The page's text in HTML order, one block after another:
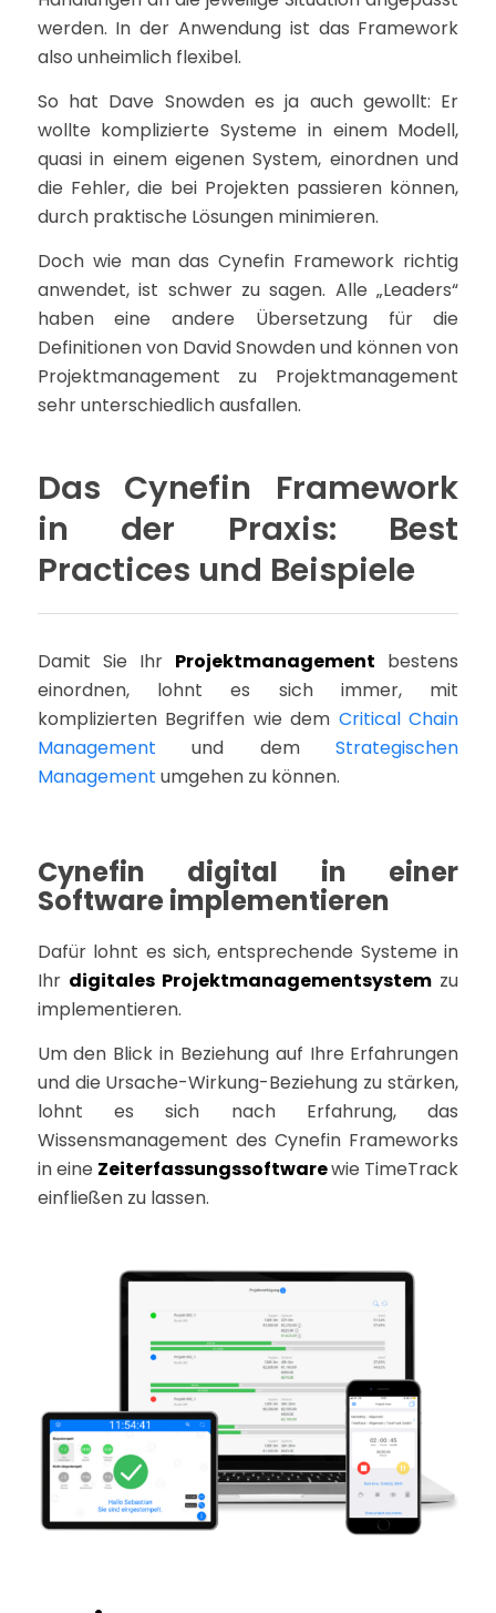
werden. In der Anwendung ist das Framework
also unheimlich flexibel.
So hat Dave Snowden es ja auch gewollt: Er
wollte komplizierte Systeme in einem Modell,
quasi in einem eigenen System, einordnen und
die Fehler, die bei Projekten passieren können,
durch praktische Lösungen minimieren.
Doch wie man das Cynefin Framework richtig
anwendet, ist schwer zu sagen. Alle „Leaders“
haben eine andere Übersetzung für die
Definitionen von David Snowden und können von
Projektmanagement zu Projektmanagement
sehr unterschiedlich ausfallen.
Das Cynefin Framework
in der Praxis: Best
Practices und Beispiele
Damit Sie Ihr Projektmanagement bestens
einordnen, lohnt es sich immer, mit
komplizierten Begriffen wie dem Critical Chain
Management und demStrategischen
Management umgehen zu können.
Cynefin digital in einer
Software implementieren
Dafür lohnt es sich, entsprechende Systeme in
Ihr digitales Projektmanagementsystem zu
implementieren.
Um den Blick in Beziehung auf Ihre Erfahrungen
und die Ursache-Wirkung-Beziehung zu stärken,
lohnt es sich nach Erfahrung, das
Wissensmanagement des Cynefin Frameworks
in eine Zeiterfassungssoftwarewie TimeTrack
einfließen zu lassen.